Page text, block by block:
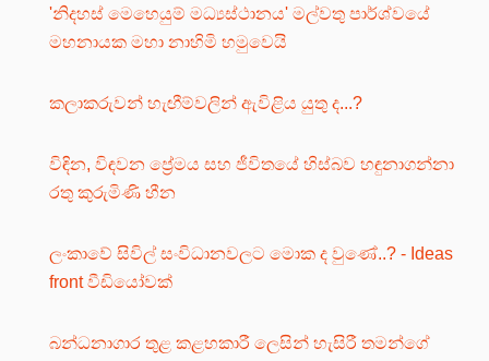
'නිදහස් මෙහෙයුම් මධ්‍යස්ථානය' මල්වතු පාර්ශ්වයේ
මහනායක මහා නාහිමි හමුවෙයි
කලාකරුවන් හැඟීම්වලින් ඇවිළිය යුතු ද...?
විඳින, විඳවන ප්‍රේමය සහ ජීවිතයේ හිස්බව හඳුනාගන්නා
රතු කුරුමිණි හීන
ලංකාවේ සිවිල් සංවිධානවලට මොක ද වුණේ..? - Ideas
front වීඩියෝවක්
බන්ධනාගාර තුළ කළහකාරී ලෙසින් හැසිරී තමන්ගේ